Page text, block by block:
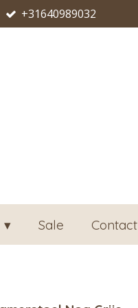
+31640989032
Sale Contact